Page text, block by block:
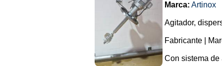
Marca: Artinox
Agitador,
Fabricante |
Con sistema